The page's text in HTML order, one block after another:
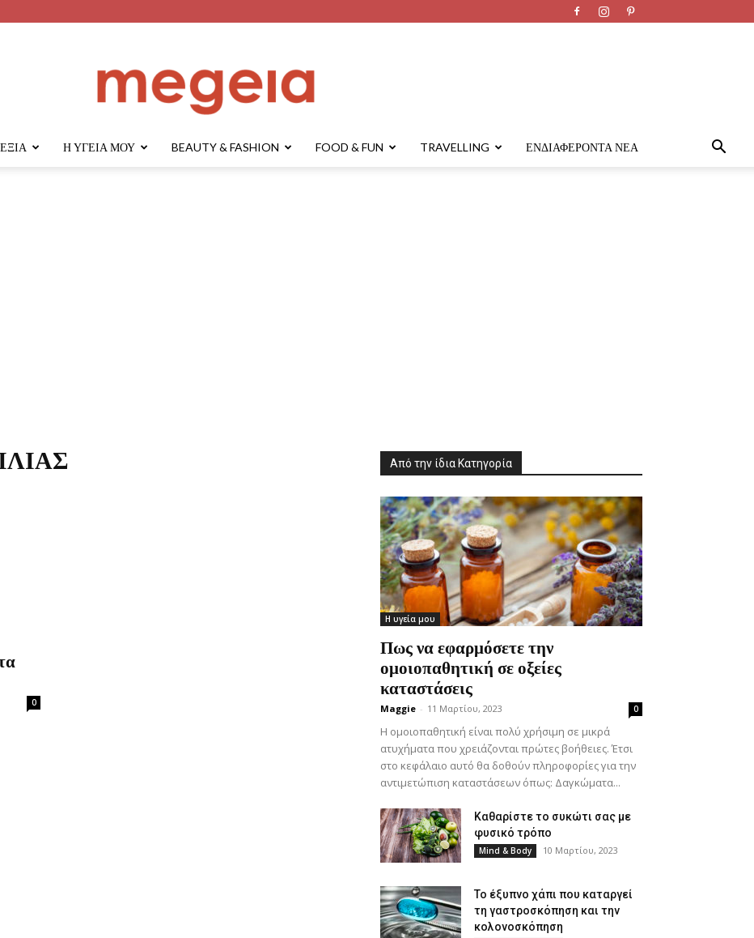
Η ΥΓΕΊΑ ΜΟΥ BEAUTY & FASHION FOOD & FUN TRAVELLING ΕΝΔΙΑΦΈΡΟΝΤΑ ΝΈΑ
0
Από την ίδια Κατηγορία
Η υγεία μου
Πως να εφαρμόσετε την
ομοιοπαθητική σε οξείες
καταστάσεις
Maggie - 11 Μαρτίου, 2023 0
Η ομοιοπαθητική είναι πολύ χρήσιμη σε μικρά
ατυχήματα που χρειάζονται πρώτες βοήθειες. Έτσι
στο κεφάλαιο αυτό θα δοθούν πληροφορίες για την
αντιμετώπιση καταστάσεων όπως: Δαγκώματα...
Καθαρίστε το συκώτι σας με
φυσικό τρόπο
Mind & Body 10 Μαρτίου, 2023
Το έξυπνο χάπι που καταργεί
τη γαστροσκόπηση και την
κολονοσκόπηση